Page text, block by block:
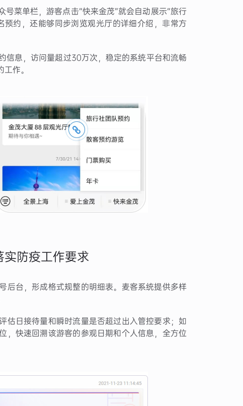
菜单栏，游客点击“快来金茂”就会自动展示“旅行
约，还能够同步浏览观光厅的详细介绍，非常方
信息，访问量超过30万次，稳定的系统平台和流畅
作。
防疫工作要求
后台，形成格式规整的明细表。麦客系统提供多样
估日接待量和瞬时流量是否超过出入管控要求；如
，快速回溯该游客的参观日期和个人信息，全方位